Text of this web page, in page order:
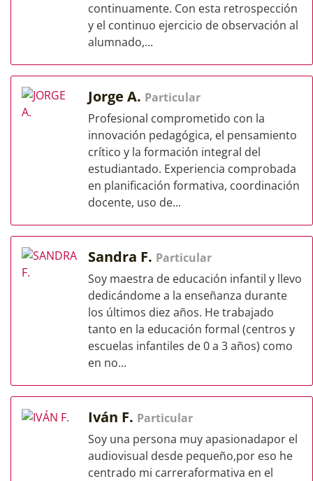
continuamente. Con esta retrospección
y el continuo ejercicio de observación al
alumnado,...
Jorge A. Particular
Profesional comprometido con la
innovación pedagógica, el pensamiento
crítico y la formación integral del
estudiantado. Experiencia comprobada
en planificación formativa, coordinación
docente, uso de...
Sandra F. Particular
Soy maestra de educación infantil y llevo
dedicándome a la enseñanza durante
los últimos diez años. He trabajado
tanto en la educación formal (centros y
escuelas infantiles de 0 a 3 años) como
en no...
Iván F. Particular
Soy una persona muy apasionadapor el
audiovisual desde pequeño,por eso he
centrado mi carreraformativa en el